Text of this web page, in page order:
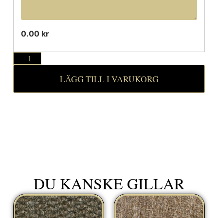
0.00 kr
LÄGG TILL I VARUKORG
DU KANSKE GILLAR